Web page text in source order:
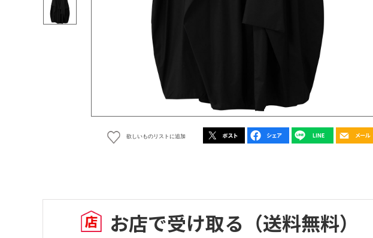
欲しいものリストに追加
お店で受け取る （送料無料）